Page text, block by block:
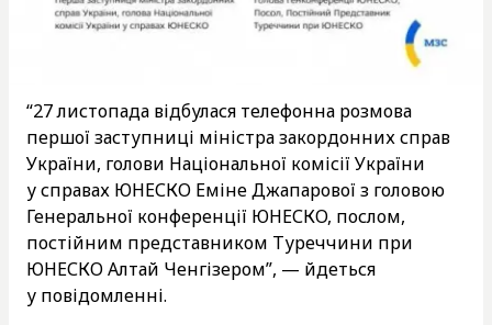
“27 листопада відбулася телефонна розмова
першої заступниці міністра закордонних справ
України, голови Національної комісії України
у справах ЮНЕСКО Еміне Джапарової з головою
Генеральної конференції ЮНЕСКО, послом,
постійним представником Туреччини при
ЮНЕСКО Алтай Ченгізером”, — йдеться
у повідомленні.